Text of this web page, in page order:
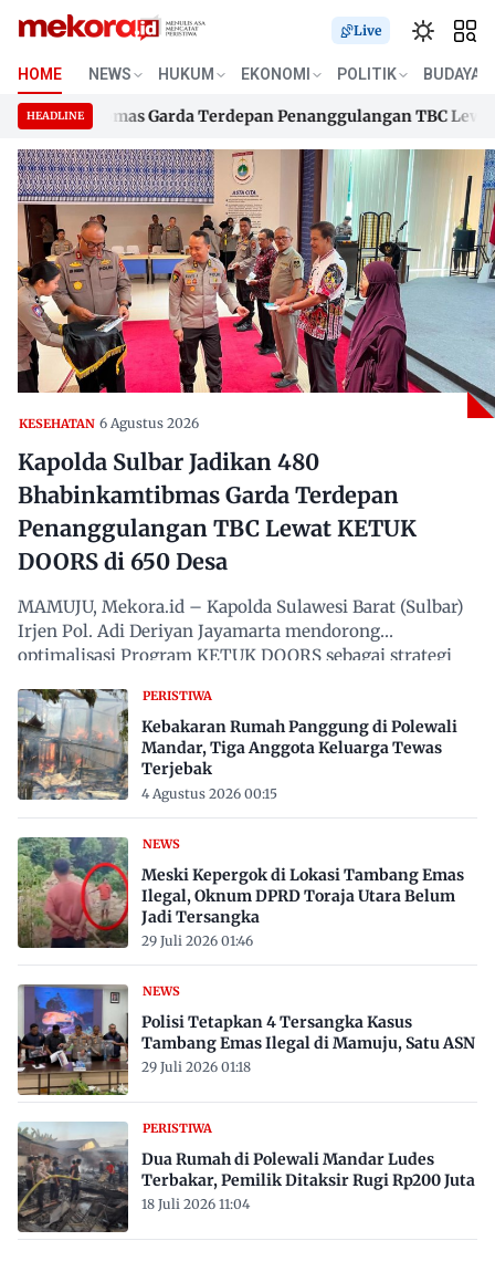
Skip
content
Live
HOME NEWS HUKUM EKONOMI POLITIK BUDAYA
HEADLINE Garda Terdepan Penanggulangan TBC Lewat
Garda Terdepan Penanggulangan TBC Lewat
KESEHATAN 6 Agustus 2026
Kapolda Sulbar Jadikan 480
Bhabinkamtibmas Garda Terdepan
Penanggulangan TBC Lewat KETUK
DOORS di 650 Desa
MAMUJU, Mekora.id – Kapolda Sulawesi Barat (Sulbar)
Irjen Pol. Adi Deriyan Jayamarta mendorong
optimalisasi Program KETUK DOORS sebagai strategi
PERISTIWA
Kebakaran Rumah Panggung di Polewali
Mandar, Tiga Anggota Keluarga Tewas
Terjebak
4 Agustus 2026 00:15
NEWS
Meski Kepergok di Lokasi Tambang Emas
Ilegal, Oknum DPRD Toraja Utara Belum
Jadi Tersangka
29 Juli 2026 01:46
NEWS
Polisi Tetapkan 4 Tersangka Kasus
Tambang Emas Ilegal di Mamuju, Satu ASN
29 Juli 2026 01:18
PERISTIWA
Dua Rumah di Polewali Mandar Ludes
Terbakar, Pemilik Ditaksir Rugi Rp200 Juta
18 Juli 2026 11:04